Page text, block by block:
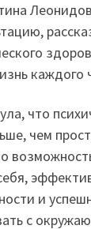
каждого
что
чем
и
с